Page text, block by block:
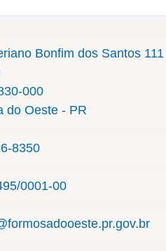
Bonfim dos Santos 111
000
do Oeste - PR
8350
0001-00